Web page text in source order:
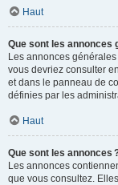
Haut
Que sont les annonces
Les annonces
vous devriez consulter
et dans le panneau de
définies par les
Haut
Que sont les annonces
Les annonces
que vous consultez.